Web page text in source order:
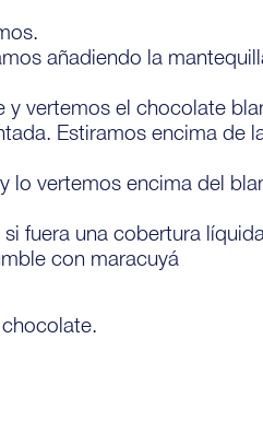
añadiendo la
vertemos el chocolate
Estiramos encima de
vertemos encima del
fuera una cobertura
con maracuyá